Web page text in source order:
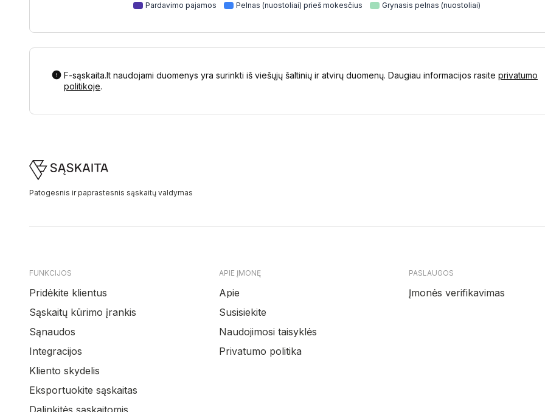
Pardavimo pajamos Pelnas (nuostoliai) prieš mokesčius Grynasis pelnas (nuostoliai)
F-sąskaita.lt naudojami duomenys yra surinkti iš viešųjų šaltinių ir atvirų duomenų. Daugiau informacijos rasite privatumo
politikoje.
Footer
Patogesnis ir paprastesnis sąskaitų valdymas
FUNKCIJOS
Pridėkite klientus
Sąskaitų kūrimo įrankis
Sąnaudos
Integracijos
Kliento skydelis
Eksportuokite sąskaitas
Dalinkitės sąskaitomis
APIE ĮMONĘ
Apie
Susisiekite
Naudojimosi taisyklės
Privatumo politika
PASLAUGOS
Įmonės verifikavimas